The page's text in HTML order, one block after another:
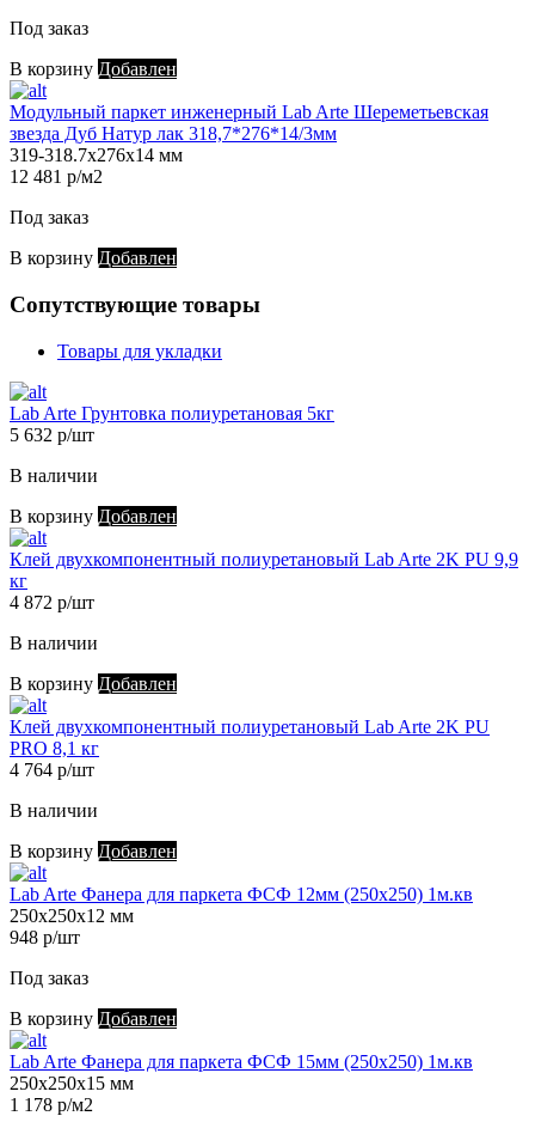
Под заказ
В корзину Добавлен
Модульный паркет инженерный Lab Arte Шереметьевская
звезда Дуб Натур лак 318,7*276*14/3мм
319-318.7х276х14 мм
12 481 р/м2
Под заказ
В корзину Добавлен
Сопутствующие товары
Товары для укладки
Lab Arte Грунтовка полиуретановая 5кг
5 632 р/шт
В наличии
В корзину Добавлен
Клей двухкомпонентный полиуретановый Lab Arte 2K PU 9,9
кг
4 872 р/шт
В наличии
В корзину Добавлен
Клей двухкомпонентный полиуретановый Lab Arte 2K PU
PRO 8,1 кг
4 764 р/шт
В наличии
В корзину Добавлен
Lab Arte Фанера для паркета ФСФ 12мм (250х250) 1м.кв
250х250х12 мм
948 р/шт
Под заказ
В корзину Добавлен
Lab Arte Фанера для паркета ФСФ 15мм (250х250) 1м.кв
250х250х15 мм
1 178 р/м2